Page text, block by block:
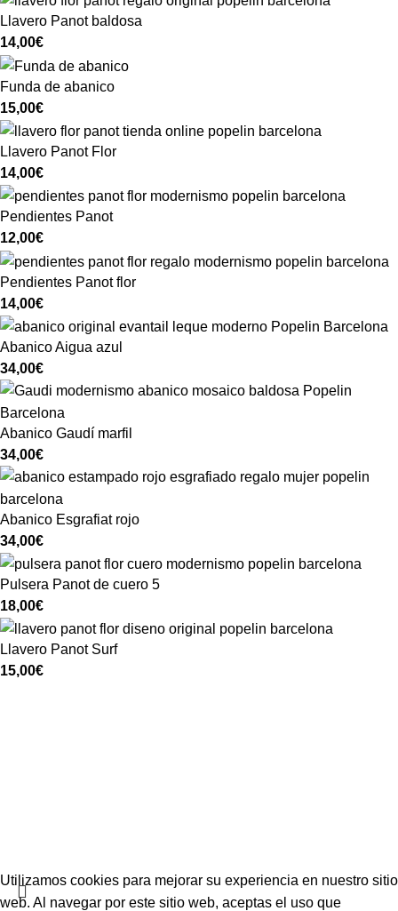
Llavero Panot baldosa
14,00€
Funda de abanico
15,00€
Llavero Panot Flor
14,00€
Pendientes Panot
12,00€
Pendientes Panot flor
14,00€
Abanico Aigua azul
34,00€
Abanico Gaudí marfil
34,00€
Abanico Esgrafiat rojo
34,00€
Pulsera Panot de cuero 5
18,00€
Llavero Panot Surf
15,00€
Utilizamos cookies para mejorar su experiencia en nuestro sitio
web. Al navegar por este sitio web, aceptas el uso que